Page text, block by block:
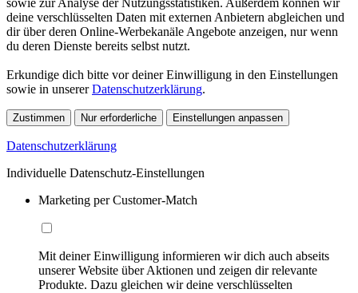
deine verschlüsselten Daten mit externen Anbietern abgleichen und
dir über deren Online-Werbekanäle Angebote anzeigen, nur wenn
du deren Dienste bereits selbst nutzt.
Erkundige dich bitte vor deiner Einwilligung in den Einstellungen
sowie in unsererDatenschutzerklärung.
Zustimmen Nur erforderliche Einstellungen anpassen
Datenschutzerklärung
Individuelle Datenschutz-Einstellungen
Marketing per Customer-Match
Mit deiner Einwilligung informieren wir dich auch abseits
unserer Website über Aktionen und zeigen dir relevante
Produkte. Dazu gleichen wir deine verschlüsselten